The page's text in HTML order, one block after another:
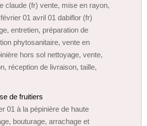
claude (fr) vente, mise en rayon,
01 avril 01 dabiflor (fr)
entretien, préparation de
phytosanitaire, vente en
hors sol nettoyage, vente,
réception de livraison, taille,
de fruitiers
01 à la pépinière de haute
bouturage, arrachage et